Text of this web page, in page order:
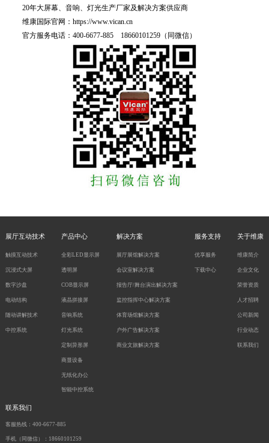
20年大屏幕、音响、灯光生产厂家及解决方案供应商
维康国际官网：https://www.vican.cn
官方服务电话：400-6677-885 18660101259（同微信）
展厅互动技术
触摸互动技术
沉浸式大屏
数字沙盘
电动结构
随动讲解技术
中控系统
产品中心
全彩LED显示屏
透明屏
COB显示屏
液晶拼接屏
音响系统
灯光系统
定制异形屏
商显设备
无纸化办公
智能中控系统
解决方案
展厅展馆解决方案
会议室解决方案
报告厅/舞台演出解决方案
监控指挥中心解决方案
体育场馆解决方案
户外广告解决方案
商业文旅解决方案
服务支持
优享服务
下载中心
关于维康
维康简介
企业文化
荣誉资质
人才招聘
公司新闻
行业动态
联系我们
联系我们
客服热线：400-6677-885
手机（同微信）：18660101259